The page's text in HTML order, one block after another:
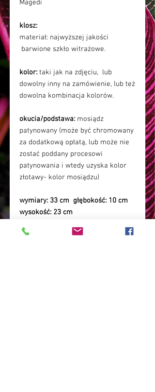
Magedi
klosz:
materiał: najwyższej jakości
barwione szkło witrażowe.
kolor: taki jak na zdjęciu, lub
dowolny inny na zamówienie, lub też
dowolna kombinacja kolorów.
okucia/podstawa: mosiądz
patynowany (może być chromowany
za dodatkową opłatą, lub może nie
zostać poddany procesowi
patynowania i wtedy uzyska kolor
złotawy- kolor mosiądzu)
wymiary: 33 cm głębokość: 10 cm
wysokość: 23 cm